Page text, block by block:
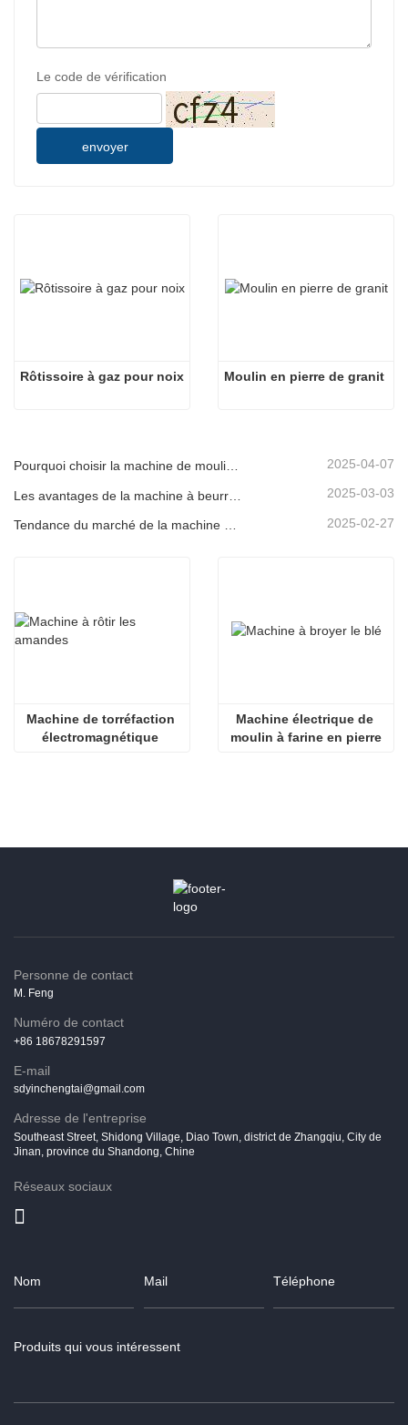
Le code de vérification
envoyer
Rôtissoire à gaz pour noix Moulin en pierre de granit
Pourquoi choisir la machine de moulin à sauce en pierre électrique 2025-04-07
2025-03-03
2025-02-27
Machine de torréfaction
électromagnétique
Machine électrique de
moulin à farine en pierre
Personne de contact
M. Feng
Numéro de contact
+86 18678291597
E-mail
sdyinchengtai@gmail.com
Adresse de l'entreprise
Southeast Street, Shidong Village, Diao Town, district de Zhangqiu, City de
Jinan, province du Shandong, Chine
Réseaux sociaux